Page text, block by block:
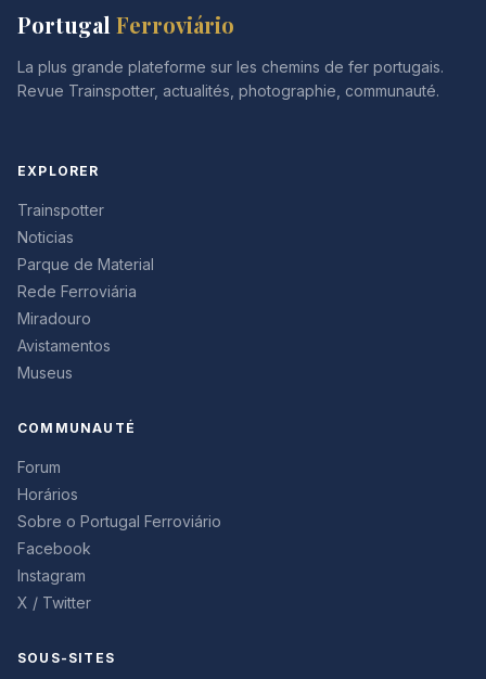
Portugal Ferroviário
La plus grande plateforme sur les chemins de fer portugais.
Revue Trainspotter, actualités, photographie, communauté.
EXPLORER
Trainspotter
Noticias
Parque de Material
Rede Ferroviária
Miradouro
Avistamentos
Museus
COMMUNAUTÉ
Forum
Horários
Sobre o Portugal Ferroviário
Facebook
Instagram
X / Twitter
SOUS-SITES